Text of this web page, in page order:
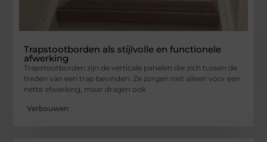
Trapstootborden als stijlvolle en functionele
afwerking
Trapstootborden zijn de verticale panelen die zich tussen de
treden van een trap bevinden. Ze zorgen niet alleen voor een
nette afwerking, maar dragen ook
Verbouwen